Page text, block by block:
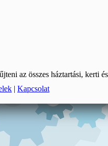
az összes háztartási, kerti
| Kapcsolat